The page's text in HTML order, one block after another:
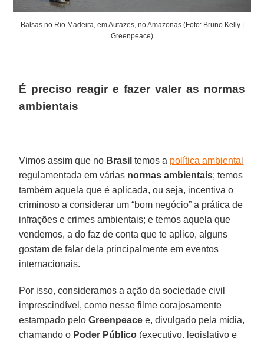
Balsas no Rio Madeira, em Autazes, no Amazonas (Foto: Bruno Kelly |
Greenpeace)
É preciso reagir e fazer valer as normas
ambientais
Vimos assim que no Brasil temos a política ambiental
regulamentada em várias normas ambientais; temos
também aquela que é aplicada, ou seja, incentiva o
criminoso a considerar um “bom negócio” a prática de
infrações e crimes ambientais; e temos aquela que
vendemos, a do faz de conta que te aplico, alguns
gostam de falar dela principalmente em eventos
internacionais.
Por isso, consideramos a ação da sociedade civil
imprescindível, como nesse filme corajosamente
estampado peloGreenpeace e, divulgado pela mídia,
chamando o Poder Público (executivo, legislativo e